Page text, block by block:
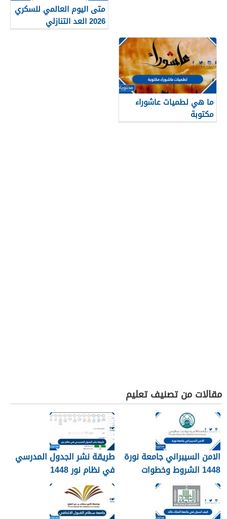
متى اليوم العالمي للسكري
2026 العد التنازلي
ما هي لطميات عاشوراء
مكتوبة
مقالات من تصنيف تعليم
الامن السيبراني جامعة نورة
1448 الشروط وخطوات
التقديم
طريقة نشر الجدول المدرسي
في نظام نور 1448